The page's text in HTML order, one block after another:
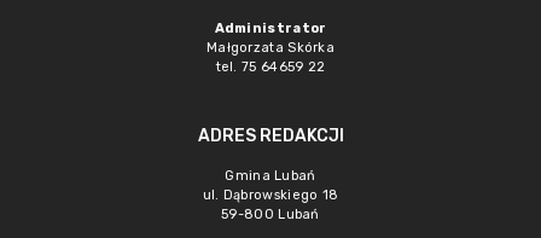
Administrator
Małgorzata Skórka
tel. 75 64659 22
ADRES REDAKCJI
Gmina Lubań
ul. Dąbrowskiego 18
59-800 Lubań